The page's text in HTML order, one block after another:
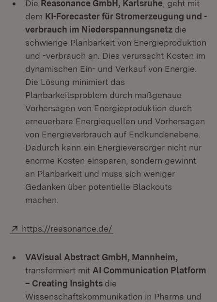
Die Reasonance GmbH, Karlsruhe , geht mit
dem KI-Forecaster für Stromerzeugung und -
verbrauch im Niederspannungsnetz die
schwierige Planbarkeit von Energieproduktion
und -verbrauch an. Dies verursacht Kosten im
dynamischen Ein- und Verkauf von Energie.
Die Lösung minimiert das
Planbarkeitsproblem durch maßgenaue
Vorhersagen von Energieproduktion durch
erneuerbare Energiequellen und Vorhersagen
von Energieverbrauch auf Endkundenebene.
Dadurch kann ein Energieversorger nicht nur
enorme Kosten einsparen, sondern gewinnt
an Planbarkeit und muss sich weniger
Gedanken über potentielle Blackouts
machen.
Extern:
https://reasonance.de/
VAVisual Abstract GmbH, Mannheim,
transformiert mit AI Communication Platform
– Creating Insights die
Wissenschaftskommunikation in Pharma und